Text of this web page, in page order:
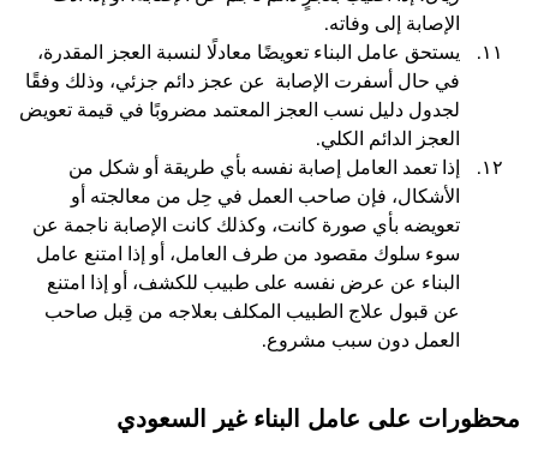
الإصابة إلى وفاته.
يستحق عامل البناء تعويضًا معادلًا لنسبة العجز المقدرة،
في حال أسفرت الإصابة عن عجز دائم جزئي، وذلك وفقًا
لجدول دليل نسب العجز المعتمد مضروبًا في قيمة تعويض
العجز الدائم الكلي.
إذا تعمد العامل إصابة نفسه بأي طريقة أو شكل من
الأشكال، فإن صاحب العمل في حِل من معالجته أو
تعويضه بأي صورة كانت، وكذلك كانت الإصابة ناجمة عن
سوء سلوك مقصود من طرف العامل، أو إذا امتنع عامل
البناء عن عرض نفسه على طبيب للكشف، أو إذا امتنع
عن قبول علاج الطبيب المكلف بعلاجه من قِبل صاحب
العمل دون سبب مشروع.
محظورات على عامل البناء غير السعودي